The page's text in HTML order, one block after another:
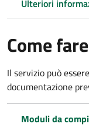
Ulteriori
Come fare
Il servizio può
documentazione
Moduli da